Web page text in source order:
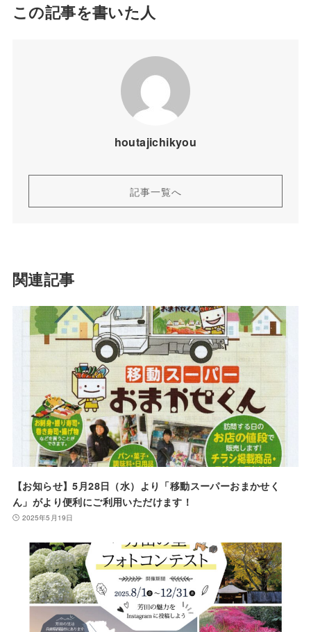
この記事を書いた人
houtajichikyou
記事一覧へ
関連記事
【お知らせ】5月28日（水）より「移動スーパーおまかせく
ん」がより便利にご利用いただけます！
2025年5月19日